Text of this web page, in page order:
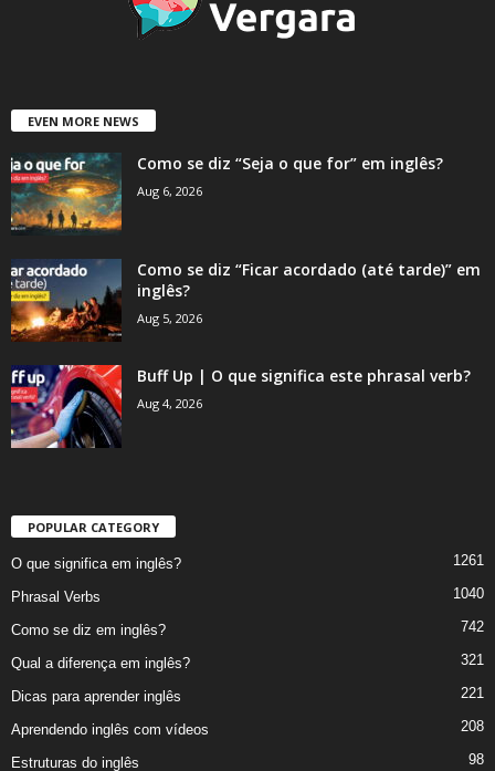
EVEN MORE NEWS
Como se diz “Seja o que for” em inglês?
Aug 6, 2026
Como se diz “Ficar acordado (até tarde)” em
inglês?
Aug 5, 2026
Buff Up | O que significa este phrasal verb?
Aug 4, 2026
POPULAR CATEGORY
O que significa em inglês? 1261
Phrasal Verbs 1040
Como se diz em inglês? 742
Qual a diferença em inglês? 321
Dicas para aprender inglês 221
Aprendendo inglês com vídeos 208
Estruturas do inglês 98